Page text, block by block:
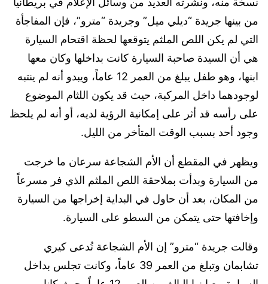
من بينها جريدة “ديلي ميل” وجريدة “مترو”، فإن المفاجأة
التي لم يكن اللص الملثم يتوقعها لحظة اقتحام السيارة
هي أن السيدة صاحبة السيارة كانت بداخلها وكان معها
ابنها، وهو طفل يبلغ من العمر 12 عاماً، ويبدو أنه لم ينتبه
لوجودهما داخل المركبة، حيث قد يكون اللثام الموضوع
على رأسه قد أثر على إمكانية الرؤية لديه، أو أنه لم يلحظ
وجود أحد بسبب الوقت المتأخر من الليل.
ويظهر في المقطع أن الأم الشجاعة سرعان ما خرجت
من السيارة وبدأت بملاحقة اللص الملثم الذي فر مسرعاً
من المكان، بعد أن حاول في البداية إخراجها من السيارة
وإخافتها حتى يتمكن من السطو على السيارة.
وقالت جريدة “مترو” إن الأم الشجاعة تُدعى كيري
تشابمان وتبلغ من العمر 39 عاماً، وكانت تجلس بداخل